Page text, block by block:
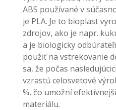
ABS používané v
je PLA. Je to bioplast
zdrojov, ako je napr.
a je biologicky
použiť na vstrekovanie
sa, že počas
vzrastú celosvetové
%, čo umožní
materiálu.